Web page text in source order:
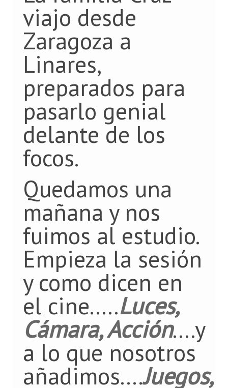
viajo desde
Zaragoza a
Linares,
preparados para
pasarlo genial
delante de los
focos.
Quedamos una
mañana y nos
fuimos al estudio.
Empieza la sesión
y como dicen en
el cine.....Luces,
Cámara, Acción....y
a lo que nosotros
añadimos....Juegos,